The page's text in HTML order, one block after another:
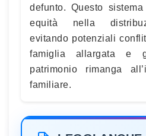
defunto. Questo
equità nella
evitando potenziali
famiglia allargata e
patrimonio rimanga
familiare.